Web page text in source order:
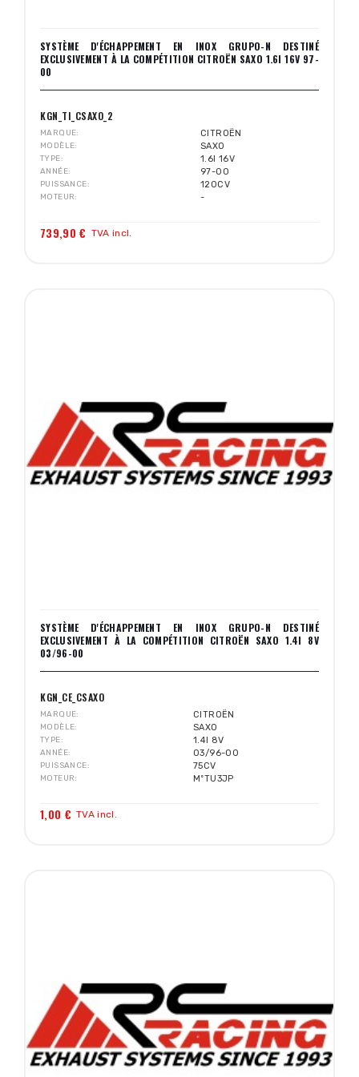
SYSTÈME D'ÉCHAPPEMENT EN INOX GRUPO-N DESTINÉ
EXCLUSIVEMENT À LA COMPÉTITION CITROËN SAXO 1.6I 16V 97-
00
KGN_TI_CSAXO_2
MARQUE CITROËN
MODÈLE SAXO
TYPE 1.6I 16V
ANNÉE 97-00
PUISSANCE 120CV
MOTEUR -
739,90 € TVA incl.
SYSTÈME D'ÉCHAPPEMENT EN INOX GRUPO-N DESTINÉ
EXCLUSIVEMENT À LA COMPÉTITION CITROËN SAXO 1.4I 8V
03/96-00
KGN_CE_CSAXO
MARQUE CITROËN
MODÈLE SAXO
TYPE 1.4I 8V
ANNÉE 03/96-00
PUISSANCE 75CV
MOTEUR MºTU3JP
1,00 € TVA incl.